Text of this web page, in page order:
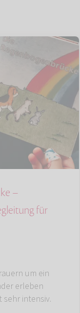
–
für
um ein
erleben
intensiv.